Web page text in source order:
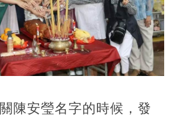
陳安瑩名字的時候，發